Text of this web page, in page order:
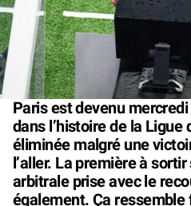
Paris est devenu
dans l’histoire de la
éliminée malgré une
l’aller. La première à
arbitrale prise avec le
également. Ça